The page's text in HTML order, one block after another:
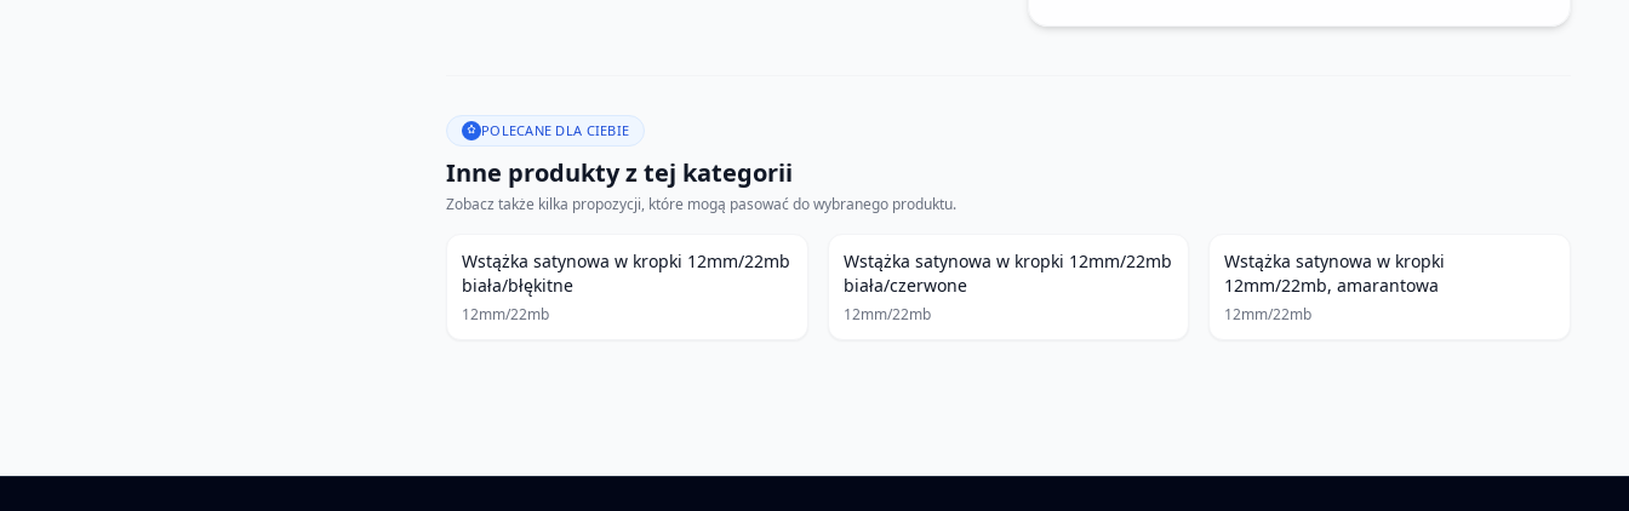
POLECANE DLA CIEBIE
Inne produkty z tej kategorii
Zobacz także kilka propozycji, które mogą pasować do wybranego produktu.
Wstążka satynowa w kropki 12mm/22mb
biała/błękitne
12mm/22mb
Wstążka satynowa w kropki 12mm/22mb
biała/czerwone
12mm/22mb
Wstążka satynowa w kropki
12mm/22mb, amarantowa
12mm/22mb